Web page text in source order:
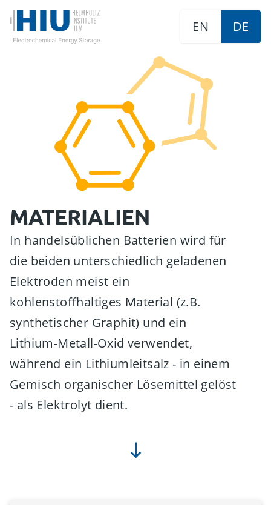
EN DE
MATERIALIEN
In handelsüblichen Batterien wird für
die beiden unterschiedlich geladenen
Elektroden meist ein
kohlenstoffhaltiges Material (z.B.
synthetischer Graphit) und ein
Lithium-Metall-Oxid verwendet,
während ein Lithiumleitsalz - in einem
Gemisch organischer Lösemittel gelöst
- als Elektrolyt dient.